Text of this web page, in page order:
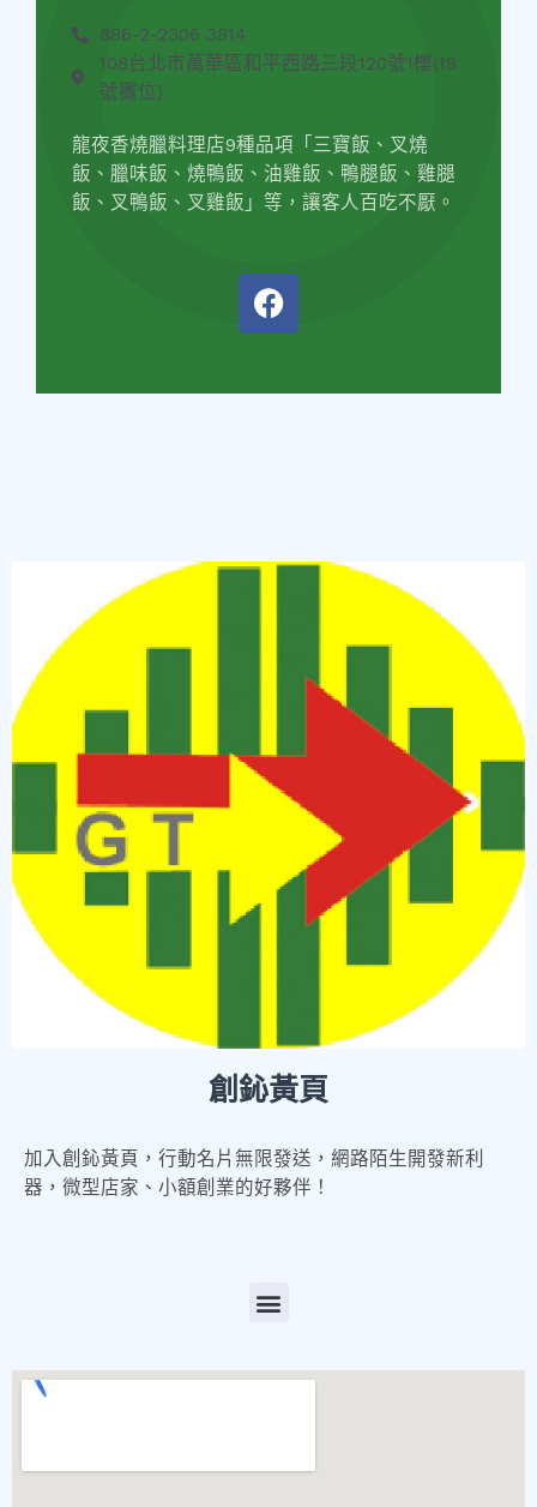
886-2-2306 3814
108台北市萬華區和平西路三段120號1樓(19
號攤位)
龍夜香燒臘料理店9種品項「三寶飯、叉燒
飯、臘味飯、燒鴨飯、油雞飯、鴨腿飯、雞腿
飯、叉鴨飯、叉雞飯」等，讓客人百吃不厭。
創鈊黃頁
加入創鈊黃頁，行動名片無限發送，網路陌生開發新利
器，微型店家、小額創業的好夥伴！